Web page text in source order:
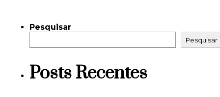
Pesquisar
Pesquisar
Posts Recentes